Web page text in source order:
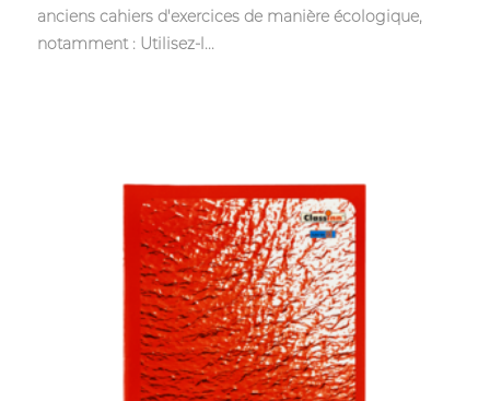
anciens cahiers d'exercices de manière écologique,
notamment : Utilisez-l...